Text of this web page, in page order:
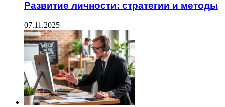
Развитие личности: стратегии и методы
07.11.2025